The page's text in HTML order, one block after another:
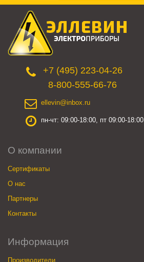
+7 (495) 223-04-26
8-800-555-66-76
ellevin@inbox.ru
пн-чт: 09:00-18:00, пт 09:00-18:00
О компании
Сертификаты
О нас
Партнеры
Контакты
Информация
Производители